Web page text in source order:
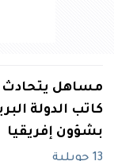
مساهل يتحادث
كاتب الدولة
بشؤون إفريقيا